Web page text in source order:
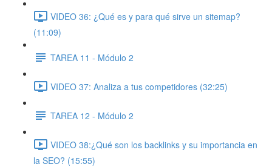
VIDEO 36: ¿Qué es y para qué sirve un sitemap?
(11:09)
TAREA 11 - Módulo 2
VIDEO 37: Analiza a tus competidores (32:25)
TAREA 12 - Módulo 2
VIDEO 38:¿Qué son los backlinks y su importancia en
la SEO? (15:55)